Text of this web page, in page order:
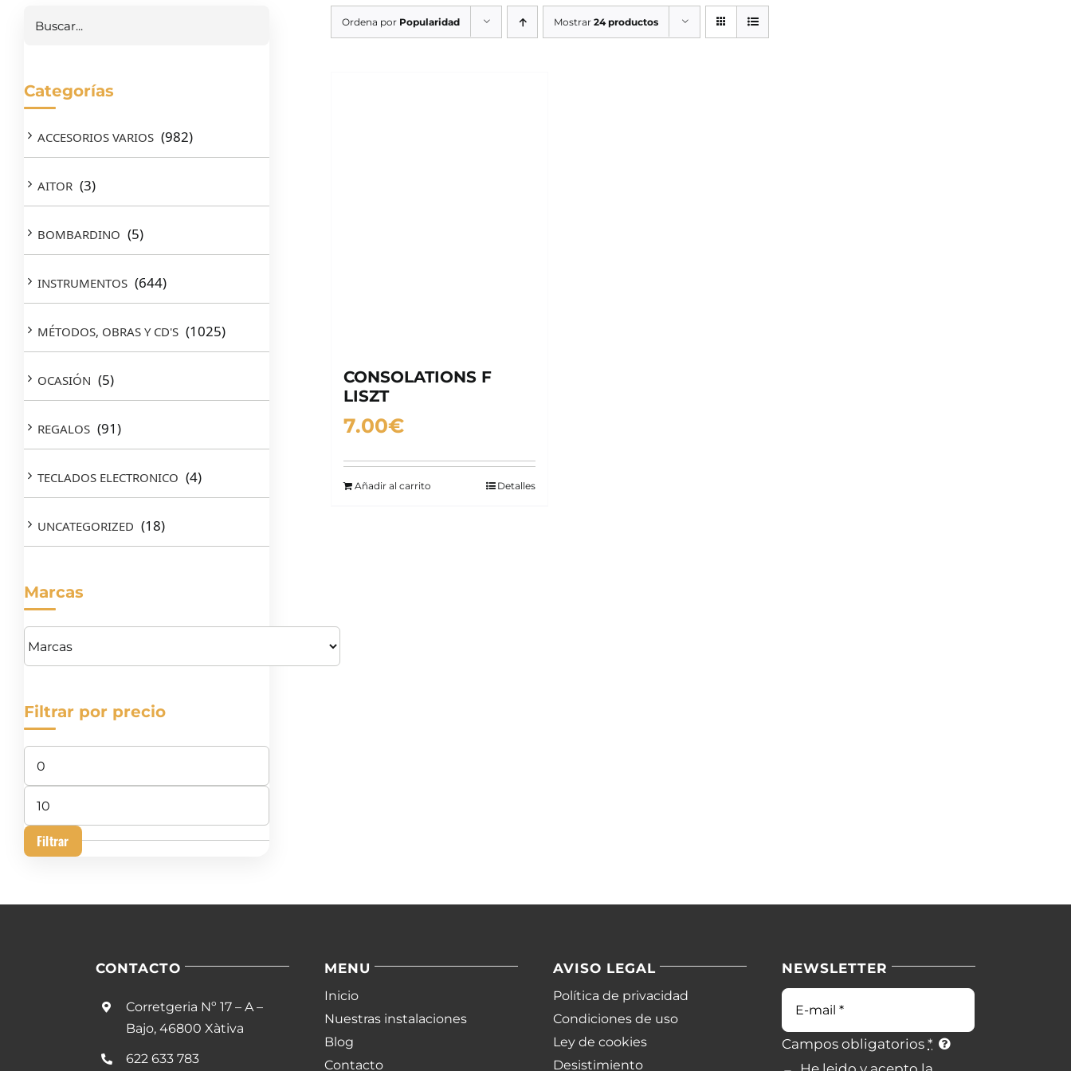
Ordena por Popularidad Mostrar24 productos
CONSOLATIONS F
LISZT
7.00€
Añadir al carrito Detalles
Categorías
ACCESORIOS VARIOS (982)
AITOR (3)
BOMBARDINO (5)
INSTRUMENTOS (644)
MÉTODOS, OBRAS Y CD'S (1025)
OCASIÓN (5)
REGALOS (91)
TECLADOS ELECTRONICO (4)
UNCATEGORIZED (18)
Marcas
Filtrar por precio
Precio
mínimo
Precio
máximo
Filtrar
CONTACTO
Corretgeria Nº 17 – A –
Bajo, 46800 Xàtiva
622 633 783
MENU
Inicio
Nuestras instalaciones
Blog
Contacto
AVISO LEGAL
Política de privacidad
Condiciones de uso
Ley de cookies
Desistimiento
NEWSLETTER
Campos obligatorios*